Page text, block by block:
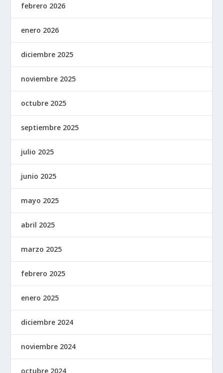
febrero 2026
enero 2026
diciembre 2025
noviembre 2025
octubre 2025
septiembre 2025
julio 2025
junio 2025
mayo 2025
abril 2025
marzo 2025
febrero 2025
enero 2025
diciembre 2024
noviembre 2024
octubre 2024